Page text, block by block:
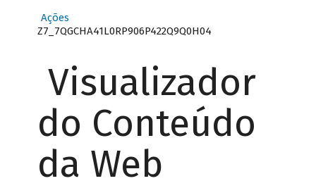
Ações
Z7_7QGCHA41L0RP906P422Q9Q0H04
Visualizador
do Conteúdo
da Web